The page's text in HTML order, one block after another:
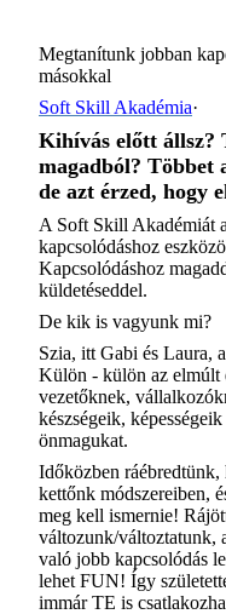
Megtanítunk jobban
másokkal
Soft Skill Akadémia·
Kihívás előtt állsz?
magadból? Többet
de azt érzed, hogy
A Soft Skill Akadémiát
kapcsolódáshoz
Kapcsolódáshoz
küldetéseddel.
De kik is vagyunk mi?
Szia, itt Gabi és Laura,
Külön - külön az elmúlt
vezetőknek,
készségeik,
önmagukat.
Időközben
kettőnk módszereiben,
meg kell ismernie!
változunk/változtatunk,
való jobb kapcsolódás
lehet FUN! Így
immár TE is